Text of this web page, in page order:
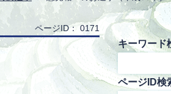
ページID： 0171
キーワード
ページID検